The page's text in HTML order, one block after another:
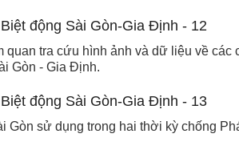
tra cứu hình ảnh và dữ liệu về các
Gòn - Gia Định.
Gòn sử dụng trong hai thời kỳ chống